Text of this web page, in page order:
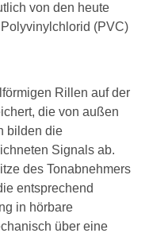
von den heute
(PVC)
Rillen auf der
die von außen
bilden die
Signals ab.
des Tonabnehmers
entsprechend
in hörbare
über eine